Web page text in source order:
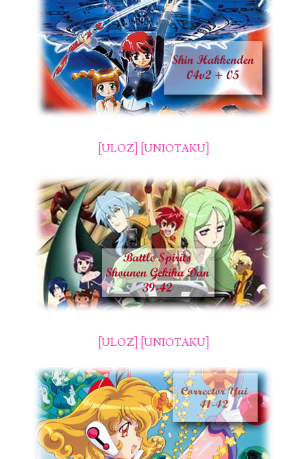
[ULOZ] [UNIOTAKU]
[ULOZ] [UNIOTAKU]